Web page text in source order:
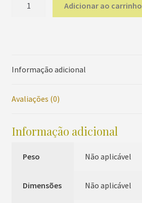
Adicionar ao carrinho
Informação adicional
Avaliações (0)
Informação adicional
Peso Não aplicável
Dimensões Não aplicável